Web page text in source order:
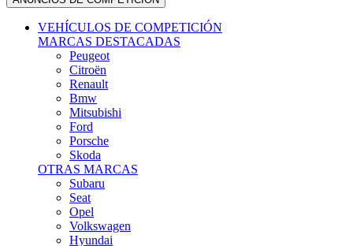
VEHÍCULOS DE COMPETICIÓN
MARCAS DESTACADAS
Peugeot
Citroën
Renault
Bmw
Mitsubishi
Ford
Porsche
Skoda
OTRAS MARCAS
Subaru
Seat
Opel
Volkswagen
Hyundai
Fiat, Alfa Romeo, Lancia, Jeep